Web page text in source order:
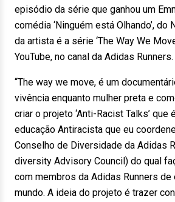
episódio da série que ganhou um
comédia ‘Ninguém está Olhando’, do
da artista é a série ‘The Way We
YouTube, no canal da Adidas Runners.
“The way we move, é um
vivência enquanto mulher preta e
criar o projeto ‘Anti-Racist Talks’ que
educação Antiracista que eu
Conselho de Diversidade da Adidas
diversity Advisory Council) do qual
com membros da Adidas Runners
mundo. A ideia do projeto é trazer